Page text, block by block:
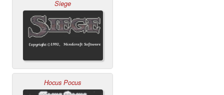
Siege
Hocus Pocus